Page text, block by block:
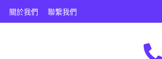
關於我們 聯繫我們